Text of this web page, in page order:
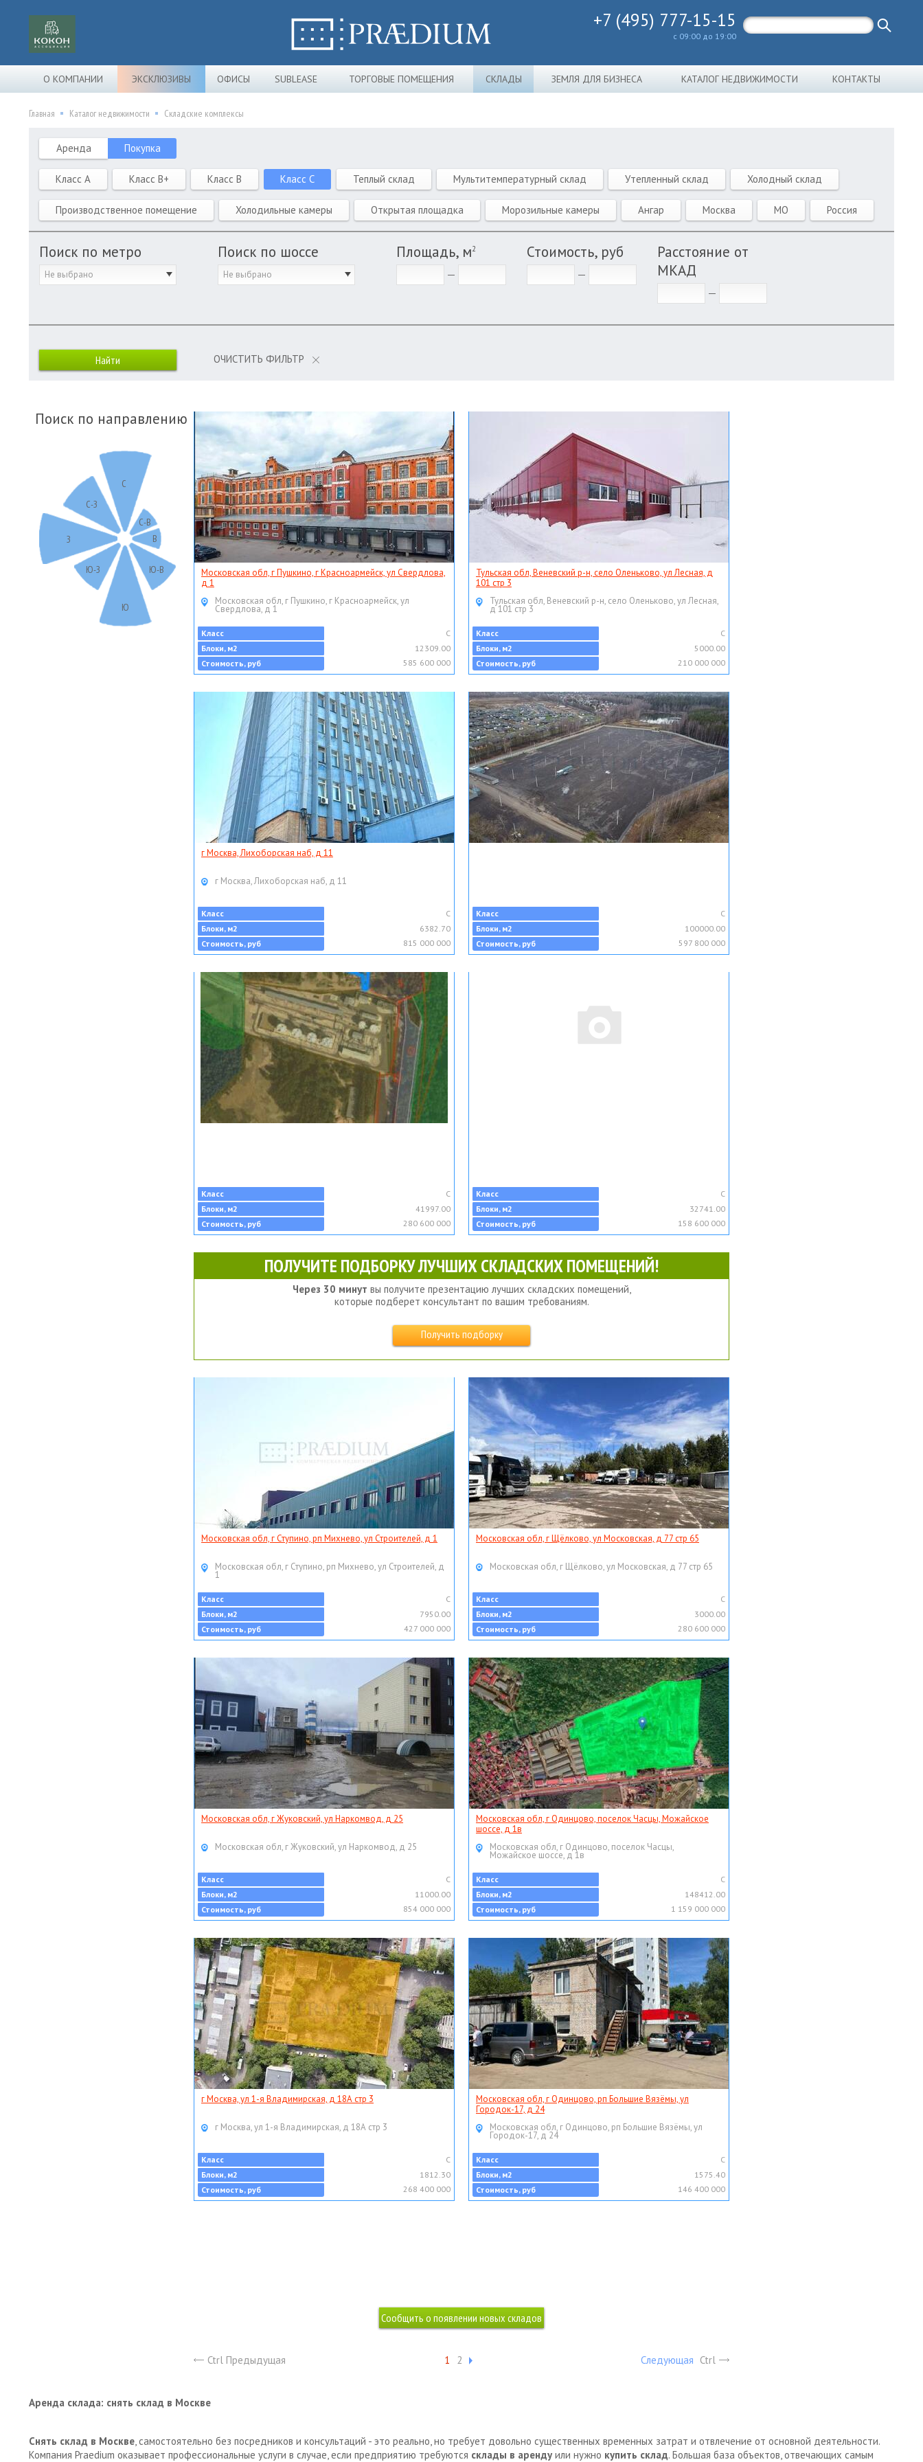
+7 (495) 777-15-15
с 09:00 до 19:00
О КОМПАНИИ ЭКСКЛЮЗИВЫ ОФИСЫ SUBLEASE ТОРГОВЫЕ ПОМЕЩЕНИЯ СКЛАДЫ ЗЕМЛЯ ДЛЯ БИЗНЕСА КАТАЛОГ НЕДВИЖИМОСТИ КОНТАКТЫ
Главная Каталог недвижимости Складские комплексы
Аренда Покупка
Класс A Класс B+ Класс B Класс C Теплый склад Мультитемпературный склад Утепленный склад Холодный склад
Производственное помещение Холодильные камеры Открытая площадка Морозильные камеры Ангар Москва МО Россия
Поиск по метро
Не выбрано
Поиск по шоссе
Не выбрано
Площадь, м2 Стоимость, руб
Расстояние от
МКАД
ОЧИСТИТЬ ФИЛЬТР
Поиск по направлению
С
С-В
В
Ю-В
Ю
Ю-З
З
С-З
Московская обл, г Пушкино, г Красноармейск, ул Свердлова,
д 1
Московская обл, г Пушкино, г Красноармейск, ул
Свердлова, д 1
Класс
C
Блоки, м2
12309.00
Стоимость, руб
585 600 000
Тульская обл, Веневский р-н, село Оленьково, ул Лесная, д
101 стр 3
Тульская обл, Веневский р-н, село Оленьково, ул Лесная,
д 101 стр 3
Класс
C
Блоки, м2
5000.00
Стоимость, руб
210 000 000
г Москва, Лихоборская наб, д 11
г Москва, Лихоборская наб, д 11
Класс
C
Блоки, м2
6382.70
Стоимость, руб
815 000 000
Класс
C
Блоки, м2
100000.00
Стоимость, руб
597 800 000
Класс
C
Блоки, м2
41997.00
Стоимость, руб
280 600 000
Класс
C
Блоки, м2
32741.00
Стоимость, руб
158 600 000
ПОЛУЧИТЕ ПОДБОРКУ ЛУЧШИХ СКЛАДСКИХ ПОМЕЩЕНИЙ!
Через 30 минут вы получите презентацию лучших складских помещений,
которые подберет консультант по вашим требованиям.
Получить подборку
Московская обл, г Ступино, рп Михнево, ул Строителей, д 1
Московская обл, г Ступино, рп Михнево, ул Строителей, д
1
Класс
C
Блоки, м2
7950.00
Стоимость, руб
427 000 000
Московская обл, г Щёлково, ул Московская, д 77 стр 65
Московская обл, г Щёлково, ул Московская, д 77 стр 65
Класс
C
Блоки, м2
3000.00
Стоимость, руб
280 600 000
Московская обл, г Жуковский, ул Наркомвод, д 25
Московская обл, г Жуковский, ул Наркомвод, д 25
Класс
C
Блоки, м2
11000.00
Стоимость, руб
854 000 000
Московская обл, г Одинцово, поселок Часцы, Можайское
шоссе, д 1в
Московская обл, г Одинцово, поселок Часцы,
Можайское шоссе, д 1в
Класс
C
Блоки, м2
148412.00
Стоимость, руб
1 159 000 000
г Москва, ул 1-я Владимирская, д 18А стр 3
г Москва, ул 1-я Владимирская, д 18А стр 3
Класс
C
Блоки, м2
1812.30
Стоимость, руб
268 400 000
Московская обл, г Одинцово, рп Большие Вязёмы, ул
Городок-17, д 24
Московская обл, г Одинцово, рп Большие Вязёмы, ул
Городок-17, д 24
Класс
C
Блоки, м2
1575.40
Стоимость, руб
146 400 000
Ctrl Предыдущая 1 2 Следующая Ctrl
Аренда склада: снять склад в Москве
Снять склад в Москве, самостоятельно без посредников и консультаций - это реально, но требует довольно существенных временных затрат и отвлечение от основной деятельности.
Компания Praedium оказывает профессиональные услуги в случае, если предприятию требуются склады в аренду или нужно купить склад. Большая база объектов, отвечающих самым